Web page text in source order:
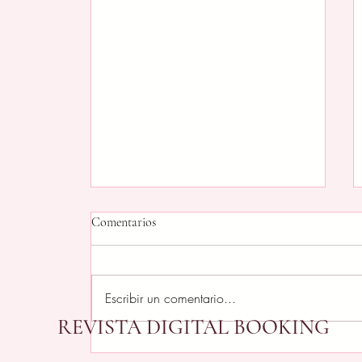
Comentarios
Escribir un comentario...
REVISTA DIGITAL BOOKING